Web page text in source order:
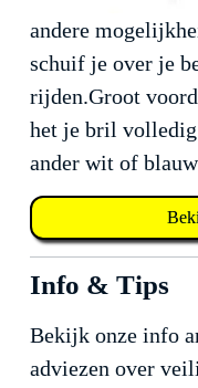
andere
schuif je over je
rijden.Groot
het je bril
ander wit of
Info & Tips
Bekijk onze info
adviezen over